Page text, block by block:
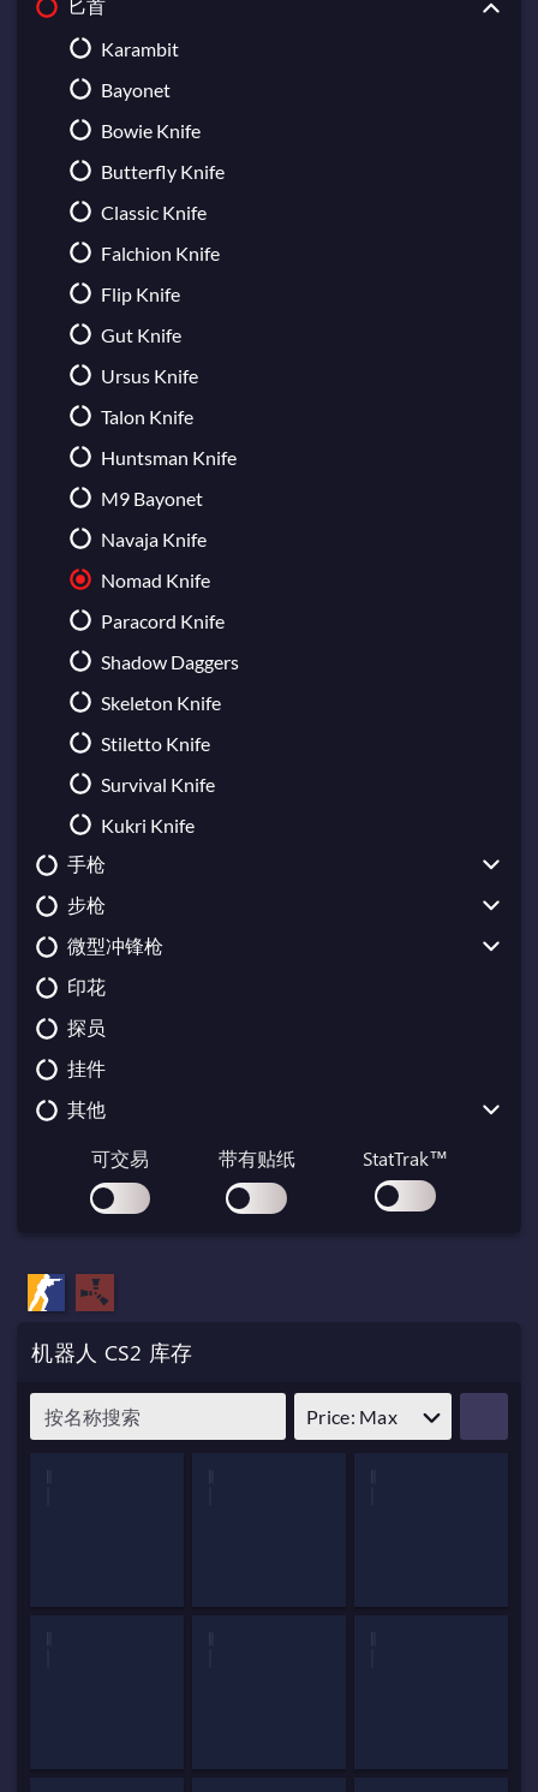
Broken Fang Gloves
Bloodhound Gloves
Hand Wraps
Hydra Gloves
Moto Gloves
Specialist Gloves
Sport Gloves
Sawed-Off
M249
MAG-7
Negev
Nova
XM1014
匕首
Karambit
Bayonet
Bowie Knife
Butterfly Knife
Classic Knife
Falchion Knife
Flip Knife
Gut Knife
Ursus Knife
Talon Knife
Huntsman Knife
M9 Bayonet
Navaja Knife
Nomad Knife
Paracord Knife
Shadow Daggers
Skeleton Knife
Stiletto Knife
Survival Knife
Kukri Knife
手枪
CZ75-Auto
USP-S
Desert Eagle
Dual Berettas
Five-SeveN
Glock-18
P2000
P250
Tec-9
Zeus x27
步枪
Galil AR
AUG
AWP
FAMAS
G3SG1
SG 553
M4A1-S
SCAR-20
AK-47
SSG 08
微型冲锋枪
UMP-45
MAC-10
MP5-SD
MP7
MP9
P90
印花
探员
挂件
其他
Collectible
Container
Graffiti
Key
Music Kit
Pass
Patch
可交易 带有贴纸 StatTrak™
机器人 CS2 库存
Price: Max